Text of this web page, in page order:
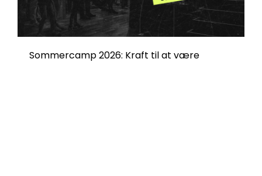
Sommercamp 2026: Kraft til at være